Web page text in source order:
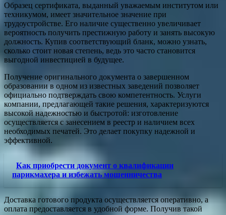
Образец сертификата, выданный уважаемым институтом или
техникумом, имеет значительное значение при
трудоустройстве. Его наличие существенно увеличивает
вероятность получить престижную работу и занять высокую
должность. Купив соответствующий бланк, можно узнать,
сколько стоит новая степень, ведь это часто становится
выгодной инвестицией в будущее.
Получение оригинального документа о завершенном
образовании в одном из известных заведений позволяет
официально подтверждать свою компетентность. Услуги
компании, предлагающей такие решения, характеризуются
высокой надежностью и быстротой: изготовление
осуществляется с занесением в реестр и наличием всех
необходимых печатей. Это делает покупку надежной и
эффективной.
Как приобрести документ о квалификации
парикмахера и избежать мошенничества
Доставка готового продукта осуществляется оперативно, а
оплата предоставляется в удобной форме. Получив такой